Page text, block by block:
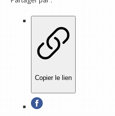
Copier le lien